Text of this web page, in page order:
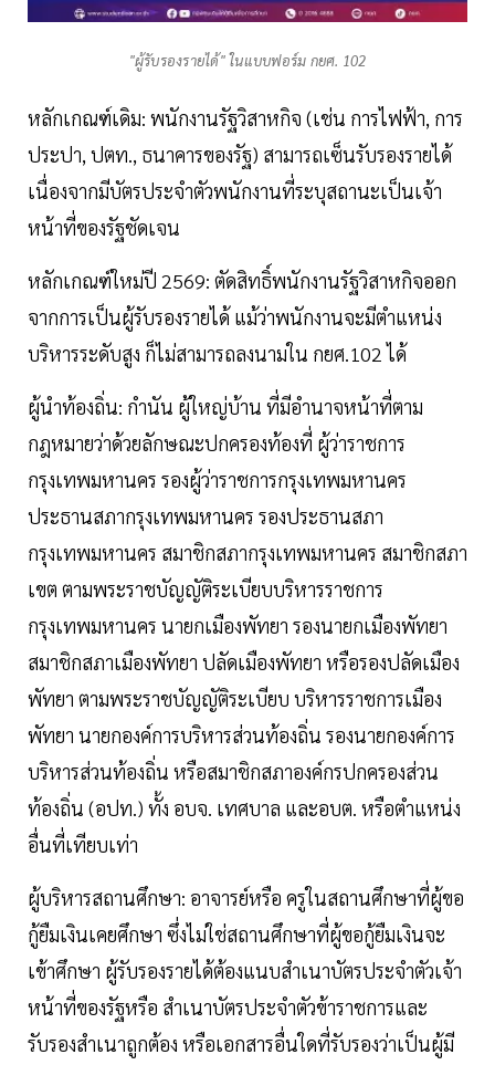
"ผู้รับรองรายได้" ในแบบฟอร์ม กยศ. 102
หลักเกณฑ์เดิม: พนักงานรัฐวิสาหกิจ (เช่น การไฟฟ้า, การ
ประปา, ปตท., ธนาคารของรัฐ) สามารถเซ็นรับรองรายได้
เนื่องจากมีบัตรประจำตัวพนักงานที่ระบุสถานะเป็นเจ้า
หน้าที่ของรัฐชัดเจน
หลักเกณฑ์ใหม่ปี 2569: ตัดสิทธิ์พนักงานรัฐวิสาหกิจออก
จากการเป็นผู้รับรองรายได้ แม้ว่าพนักงานจะมีตำแหน่ง
บริหารระดับสูง ก็ไม่สามารถลงนามใน กยศ.102 ได้
ผู้นำท้องถิ่น: กำนัน ผู้ใหญ่บ้าน ที่มีอำนาจหน้าที่ตาม
กฎหมายว่าด้วยลักษณะปกครองท้องที่ ผู้ว่าราชการ
กรุงเทพมหานคร รองผู้ว่าราชการกรุงเทพมหานคร
ประธานสภากรุงเทพมหานคร รองประธานสภา
กรุงเทพมหานคร สมาชิกสภากรุงเทพมหานคร สมาชิกสภา
เขต ตามพระราชบัญญัติระเบียบบริหารราชการ
กรุงเทพมหานคร นายกเมืองพัทยา รองนายกเมืองพัทยา
สมาชิกสภาเมืองพัทยา ปลัดเมืองพัทยา หรือรองปลัดเมือง
พัทยา ตามพระราชบัญญัติระเบียบ บริหารราชการเมือง
พัทยา นายกองค์การบริหารส่วนท้องถิ่น รองนายกองค์การ
บริหารส่วนท้องถิ่น หรือสมาชิกสภาองค์กรปกครองส่วน
ท้องถิ่น (อปท.) ทั้ง อบจ. เทศบาล และอบต. หรือตำแหน่ง
อื่นที่เทียบเท่า
ผู้บริหารสถานศึกษา: อาจารย์หรือ ครูในสถานศึกษาที่ผู้ขอ
กู้ยืมเงินเคยศึกษา ซึ่งไม่ใช่สถานศึกษาที่ผู้ขอกู้ยืมเงินจะ
เข้าศึกษา ผู้รับรองรายได้ต้องแนบสำเนาบัตรประจำตัวเจ้า
หน้าที่ของรัฐหรือ สำเนาบัตรประจำตัวข้าราชการและ
รับรองสำเนาถูกต้อง หรือเอกสารอื่นใดที่รับรองว่าเป็นผู้มี